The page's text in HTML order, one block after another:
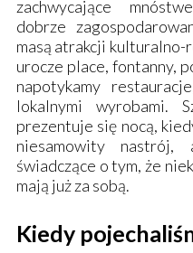
zachwycające
dobrze
masą atrakcji kulturalno-
urocze place, fontanny,
napotykamy
lokalnymi wyrobami.
prezentuje się nocą,
niesamowity nastrój,
świadczące o tym, że
mają już za sobą.
Kiedy